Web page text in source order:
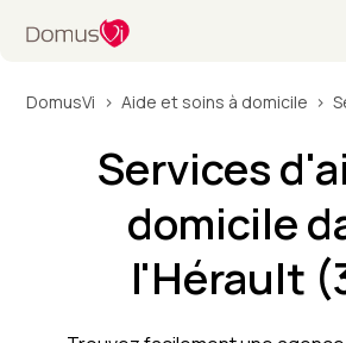
DomusVi Aide et soins à domicile
Services
domicile
l'Hérault